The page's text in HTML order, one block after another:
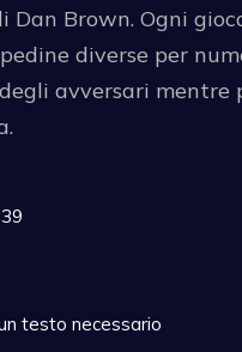
Brown. Ogni
diverse per
avversari
testo necessario